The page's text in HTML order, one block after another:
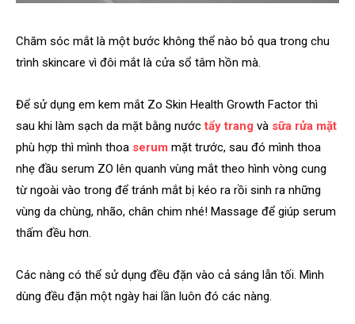
Chăm sóc mắt là một bước không thể nào bỏ qua trong chu
trình skincare vì đôi mắt là cửa sổ tâm hồn mà.
Để sử dụng em kem mắt Zo Skin Health Growth Factor thì
sau khi làm sạch da mặt bằng nướctẩy trang và sữa rửa mặt
phù hợp thì mình thoa serum mặt trước, sau đó mình thoa
nhẹ đầu serum ZO lên quanh vùng mắt theo hình vòng cung
từ ngoài vào trong để tránh mắt bị kéo ra rồi sinh ra những
vùng da chùng, nhão, chân chim nhé! Massage để giúp serum
thấm đều hơn.
Các nàng có thể sử dụng đều đặn vào cả sáng lẫn tối. Mình
dùng đều đặn một ngày hai lần luôn đó các nàng.